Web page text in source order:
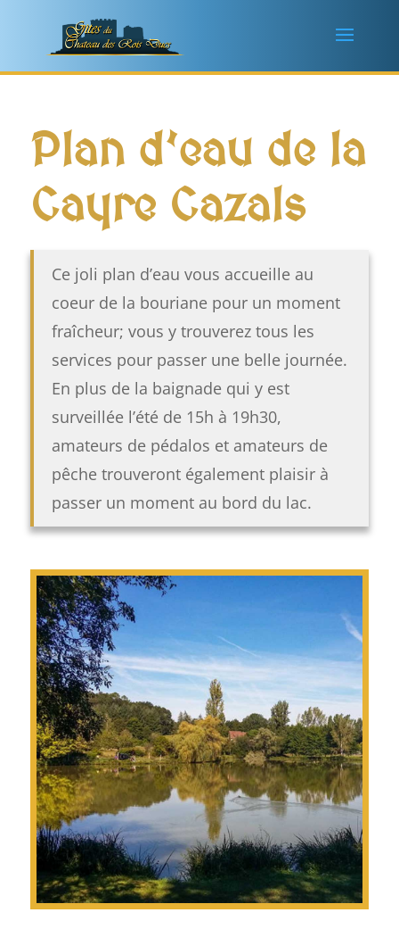
Plan d’eau de la
Cayre Cazals
Ce joli plan d’eau vous accueille au
coeur de la bouriane pour un moment
fraîcheur; vous y trouverez tous les
services pour passer une belle journée.
En plus de la baignade qui y est
surveillée l’été de 15h à 19h30,
amateurs de pédalos et amateurs de
pêche trouveront également plaisir à
passer un moment au bord du lac.